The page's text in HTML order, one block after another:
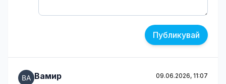
Публикувай
Вамир 09.06.2026, 11:07